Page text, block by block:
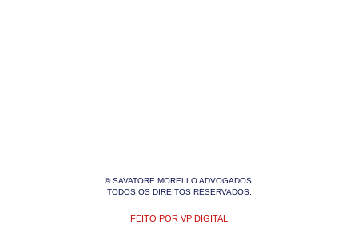
© SAVATORE MORELLO ADVOGADOS.
TODOS OS DIREITOS RESERVADOS.
FEITO POR VP DIGITAL